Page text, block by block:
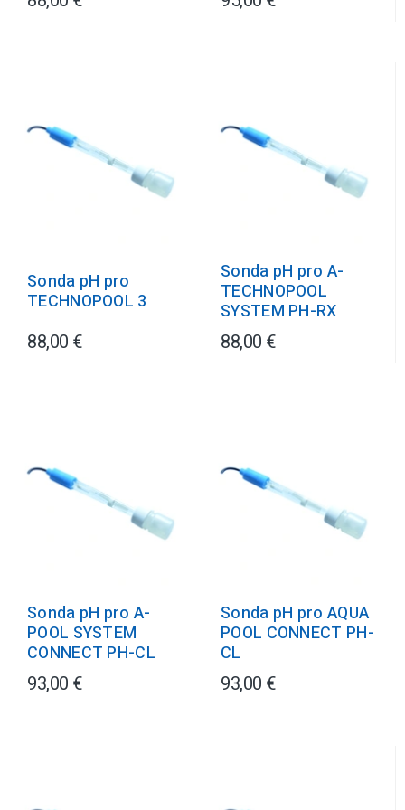
Sonda pH pro
TECHNOPOOL 3
88,00 €
Sonda pH pro A-
TECHNOPOOL
SYSTEM PH-RX
88,00 €
Sonda pH pro A-
POOL SYSTEM
CONNECT PH-CL
93,00 €
Sonda pH pro AQUA
POOL CONNECT PH-
CL
93,00 €